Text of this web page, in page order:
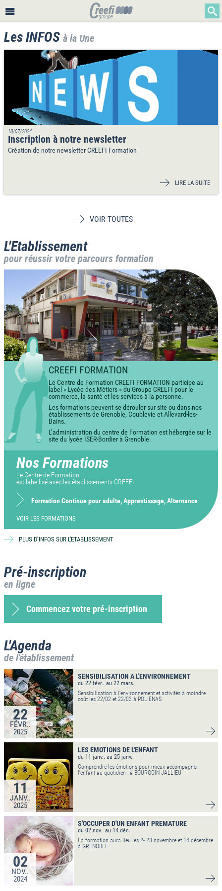
Les INFOS à la Une
18/07/2024
Inscription à notre newsletter
Création de notre newsletter CREEFI Formation
LIRE LA SUITE
VOIR TOUTES
L'Etablissement
pour réussir votre parcours formation
CREEFI FORMATION
Le Centre de Formation CREEFI FORMATION participe au
label « Lycée des Métiers » du Groupe CREEFI pour le
commerce, la santé et les services à la personne.
Les formations peuvent se dérouler sur site ou dans nos
établissements de Grenoble, Coublevie et Allevard-les-
Bains.
L’administration du centre de Formation est hébergée sur le
site du lycée ISER-Bordier à Grenoble.
Nos Formations
Le Centre de Formation
est labellisé avec les établissements CREEFI
Formation Continue pour adulte, Apprentissage, Alternance
VOIR LES FORMATIONS
PLUS D’INFOS SUR L'ETABLISSEMENT
Pré-inscription
en ligne
Commencez votre pré-inscription
L'Agenda
de l'établissement
22
FÉVR..
2025
SENSIBILISATION A L'ENVIRONNEMENT
du 22 févr.. au 22 mars.
Sensibilisation à l'environnement et activités à moindre
coût les 22/02 et 22/03 à POLIENAS
11
JANV..
2025
LES EMOTIONS DE L'ENFANT
du 11 janv.. au 25 janv..
Comprendre les émotions pour mieux accompagner
l'enfant au quotidien : à BOURGOIN JALLIEU
02
NOV..
2024
S'OCCUPER D'UN ENFANT PREMATURE
du 02 nov.. au 14 déc..
La formation aura lieu les 2- 23 novembre et 14 décembre
à GRENOBLE.